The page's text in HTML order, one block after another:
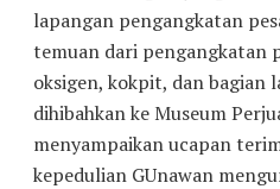
lapangan pengangkatan
temuan dari pengangkatan
oksigen, kokpit, dan bagian
dihibahkan ke Museum
menyampaikan ucapan
kepedulian GUnawan